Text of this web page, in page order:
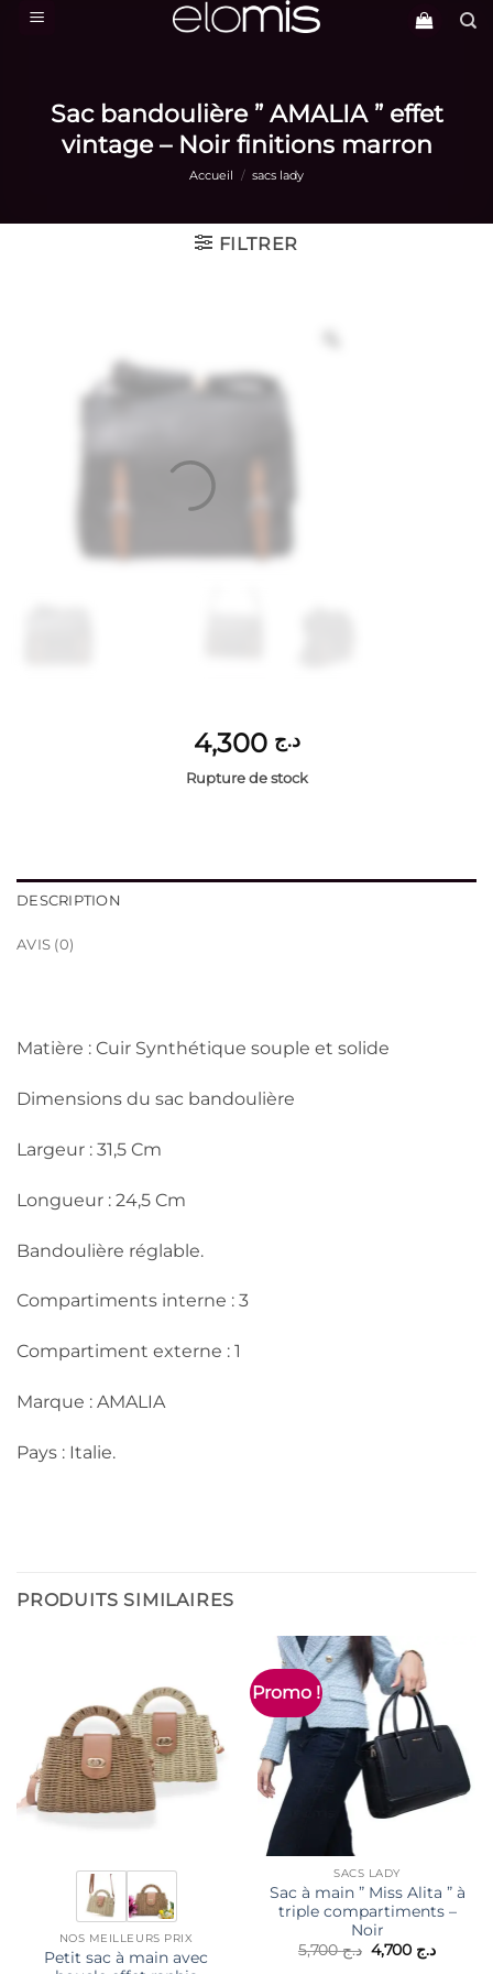
Passer
Sac bandoulière ” AMALIA ” effet
vintage – Noir finitions marron
Accueil / sacs lady
FILTRER
د.ج 4,300
Rupture de stock
DESCRIPTION
AVIS (0)
Matière : Cuir Synthétique souple et solide
Dimensions du sac bandoulière
Largeur : 31,5 Cm
Longueur : 24,5 Cm
Bandoulière réglable.
Compartiments interne : 3
Compartiment externe : 1
Marque : AMALIA
Pays : Italie.
PRODUITS SIMILAIRES
NOS MEILLEURS PRIX
Petit sac à main avec
Promo !
SACS LADY
Sac à main ” Miss Alita ” à
triple compartiments –
Noir
د.ج5,700
Le
prix
د.جLe